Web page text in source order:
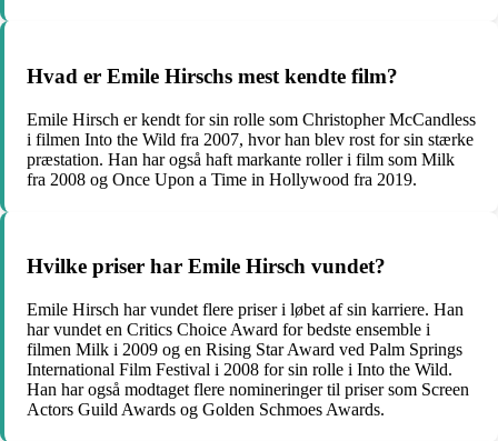
Hvad er Emile Hirschs mest kendte film?
Emile Hirsch er kendt for sin rolle som Christopher McCandless
i filmen Into the Wild fra 2007, hvor han blev rost for sin stærke
præstation. Han har også haft markante roller i film som Milk
fra 2008 og Once Upon a Time in Hollywood fra 2019.
Hvilke priser har Emile Hirsch vundet?
Emile Hirsch har vundet flere priser i løbet af sin karriere. Han
har vundet en Critics Choice Award for bedste ensemble i
filmen Milk i 2009 og en Rising Star Award ved Palm Springs
International Film Festival i 2008 for sin rolle i Into the Wild.
Han har også modtaget flere nomineringer til priser som Screen
Actors Guild Awards og Golden Schmoes Awards.